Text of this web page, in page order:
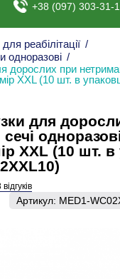
+38 (097) 303-31-
реабілітації /
одноразові /
дорослих при
XХL (10 шт. в
для
XХL (10 шт. в
відгуків
Артикул: MED1-